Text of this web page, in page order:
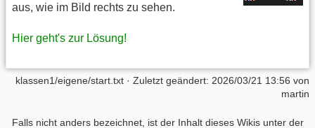
aus, wie im Bild rechts zu sehen.
Hier geht's zur Lösung!
klassen1/eigene/start.txt · Zuletzt geändert: 2026/03/21 13:56 von
martin
Falls nicht anders bezeichnet, ist der Inhalt dieses Wikis unter der